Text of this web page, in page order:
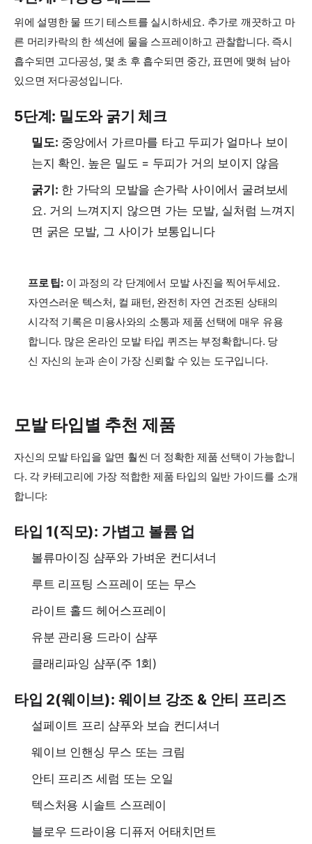
위에 설명한 물 뜨기 테스트를 실시하세요. 추가로 깨끗하고 마
른 머리카락의 한 섹션에 물을 스프레이하고 관찰합니다. 즉시
흡수되면 고다공성, 몇 초 후 흡수되면 중간, 표면에 맺혀 남아
있으면 저다공성입니다.
5단계: 밀도와 굵기 체크
밀도: 중앙에서 가르마를 타고 두피가 얼마나 보이
는지 확인. 높은 밀도 = 두피가 거의 보이지 않음
굵기: 한 가닥의 모발을 손가락 사이에서 굴려보세
요. 거의 느껴지지 않으면 가는 모발, 실처럼 느껴지
면 굵은 모발, 그 사이가 보통입니다
프로 팁:이 과정의 각 단계에서 모발 사진을 찍어두세요.
자연스러운 텍스처, 컬 패턴, 완전히 자연 건조된 상태의
시각적 기록은 미용사와의 소통과 제품 선택에 매우 유용
합니다. 많은 온라인 모발 타입 퀴즈는 부정확합니다. 당
신 자신의 눈과 손이 가장 신뢰할 수 있는 도구입니다.
모발 타입별 추천 제품
자신의 모발 타입을 알면 훨씬 더 정확한 제품 선택이 가능합니
다. 각 카테고리에 가장 적합한 제품 타입의 일반 가이드를 소개
합니다:
타입 1(직모): 가볍고 볼륨 업
볼류마이징 샴푸와 가벼운 컨디셔너
루트 리프팅 스프레이 또는 무스
라이트 홀드 헤어스프레이
유분 관리용 드라이 샴푸
클래리파잉 샴푸(주 1회)
타입 2(웨이브): 웨이브 강조 & 안티 프리즈
설페이트 프리 샴푸와 보습 컨디셔너
웨이브 인핸싱 무스 또는 크림
안티 프리즈 세럼 또는 오일
텍스처용 시솔트 스프레이
블로우 드라이용 디퓨저 어태치먼트